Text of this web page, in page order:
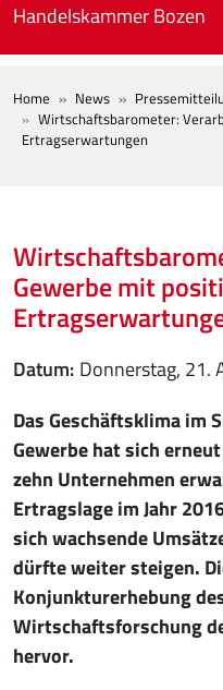
Skip to main content
Handelskammer Bozen
BREADCRUMB
Home News
Wirtschaftsbarometer:
Ertragserwartungen
Gewerbe mit
Datum Donnerstag, 21.
Das Geschäftsklima im
Gewerbe hat sich
zehn Unternehmen
Ertragslage im Jahr
sich wachsende
dürfte weiter steigen.
Konjunkturerhebung
Wirtschaftsforschung
hervor.